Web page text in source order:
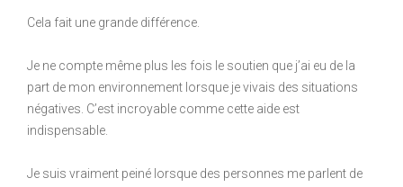
Cela fait une grande différence.
Je ne compte même plus les fois le soutien que j’ai eu de la
part de mon environnement lorsque je vivais des situations
négatives. C’est incroyable comme cette aide est
indispensable.
Je suis vraiment peiné lorsque des personnes me parlent de